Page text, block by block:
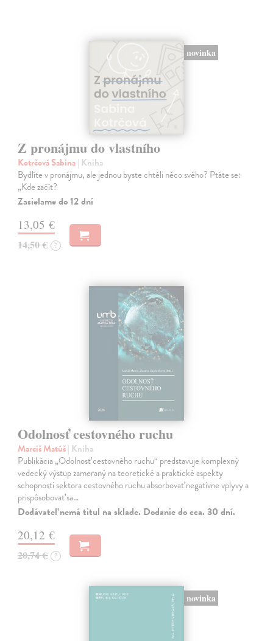
novinka
Z pronájmu do vlastního
Kotrčová Sabina| Kniha
Bydlíte v pronájmu, ale jednou byste chtěli něco svého? Ptáte se:
„Kde začít?
Zasielame do 12 dní
13,05 €
14,50 € ?
Odolnosť cestovného ruchu
Marciš Matúš| Kniha
Publikácia „Odolnosť cestovného ruchu“ predstavuje komplexný
vedecký výstup zameraný na teoretické a praktické aspekty
schopnosti sektora cestovného ruchu absorbovať negatívne vplyvy a
prispôsobovať sa…
Dodávateľ nemá titul na sklade. Dodanie do cca. 30 dní.
20,12 €
20,74 € ?
novinka